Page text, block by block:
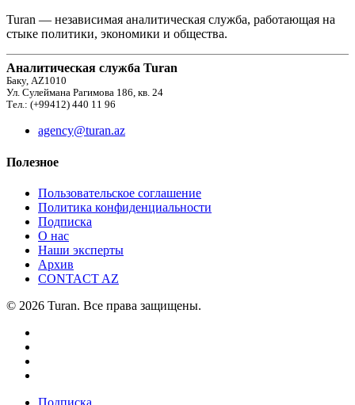
Turan — независимая аналитическая служба, работающая на
стыке политики, экономики и общества.
Аналитическая служба Turan
Баку, AZ1010
Ул. Сулеймана Рагимова 186, кв. 24
Тел.: (+99412) 440 11 96
agency@turan.az
Полезное
Пользовательское соглашение
Политика конфиденциальности
Подписка
О нас
Наши эксперты
Архив
CONTACT AZ
© 2026 Turan. Все права защищены.
Подписка